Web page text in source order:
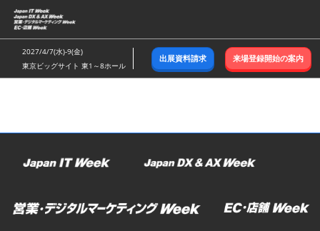
ス
キ
ッ
し
む
2027/4/7(水)-9(金)
東京ビッグサイト 東1～8ホール
出展資料請求 来場登録開始の案内